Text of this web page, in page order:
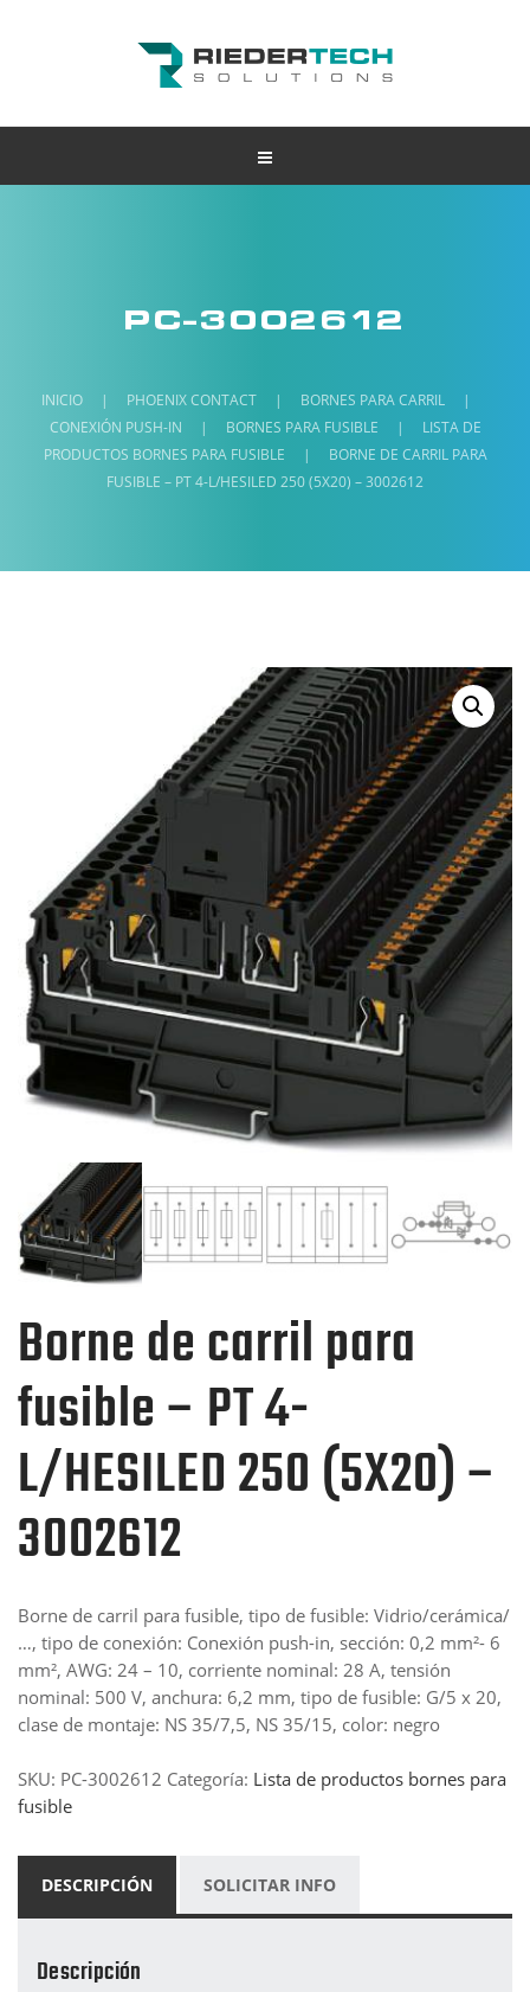
PC-3002612
INICIO | PHOENIX CONTACT | BORNES PARA CARRIL
|
CONEXIÓN PUSH-IN
| BORNES PARA FUSIBLE |
LISTA DE
PRODUCTOS BORNES PARA FUSIBLE
|
BORNE DE CARRIL PARA
FUSIBLE – PT 4-L/HESILED 250 (5X20) – 3002612
Borne de carril para
fusible – PT 4-
L/HESILED 250 (5X20) –
3002612
Borne de carril para fusible, tipo de fusible: Vidrio/cerámica/
…, tipo de conexión: Conexión push-in, sección: 0,2 mm²- 6
mm², AWG: 24 – 10, corriente nominal: 28 A, tensión
nominal: 500 V, anchura: 6,2 mm, tipo de fusible: G/5 x 20,
clase de montaje: NS 35/7,5, NS 35/15, color: negro
SKU: PC-3002612 Categoría: Lista de productos bornes para
fusible
DESCRIPCIÓN SOLICITAR INFO
Descripción